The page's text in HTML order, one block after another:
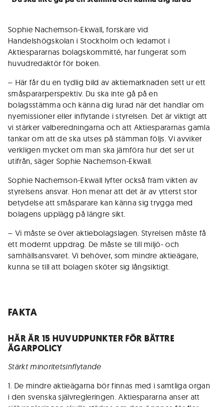
Sophie Nachemson-Ekwall, forskare vid
Handelshögskolan i Stockholm och ledamot i
Aktiespararnas bolagskommitté, har fungerat som
huvudredaktör för boken.
– Här får du en tydlig bild av aktiemarknaden sett ur ett
småspararperspektiv. Du ska inte gå på en
bolagsstämma och känna dig lurad när det handlar om
nyemissioner eller inflytande i styrelsen. Det är viktigt att
vi stärker valberedningarna och att Aktiespararnas gamla
tankar om att de ska utses på stämman följs. Vi avviker
verkligen mycket om man ska jämföra hur det ser ut
utifrån, säger Sophie Nachemson-Ekwall.
Sophie Nachemson-Ekwall lyfter också fram vikten av
styrelsens ansvar. Hon menar att det är av ytterst stor
betydelse att småsparare kan känna sig trygga med
bolagens upplägg på längre sikt.
– Vi måste se över aktiebolagslagen. Styrelsen måste få
ett modernt uppdrag. De måste se till miljö- och
samhällsansvaret. Vi behöver, som mindre aktieägare,
kunna se till att bolagen sköter sig långsiktigt.
FAKTA
HÄR ÄR 15 HUVUDPUNKTER FÖR BÄTTRE
ÄGARPOLICY
Stärkt minoritetsinflytande
1. De mindre aktieägarna bör finnas med i samtliga organ
i den svenska självregleringen. Aktiespararna anser att